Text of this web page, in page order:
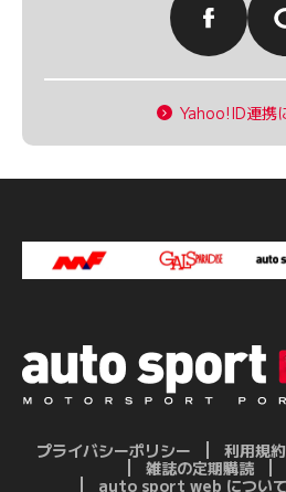
Yahoo!ID連携
プライバシーポリシー 利用規約
雑誌の定期購読
auto sport web について